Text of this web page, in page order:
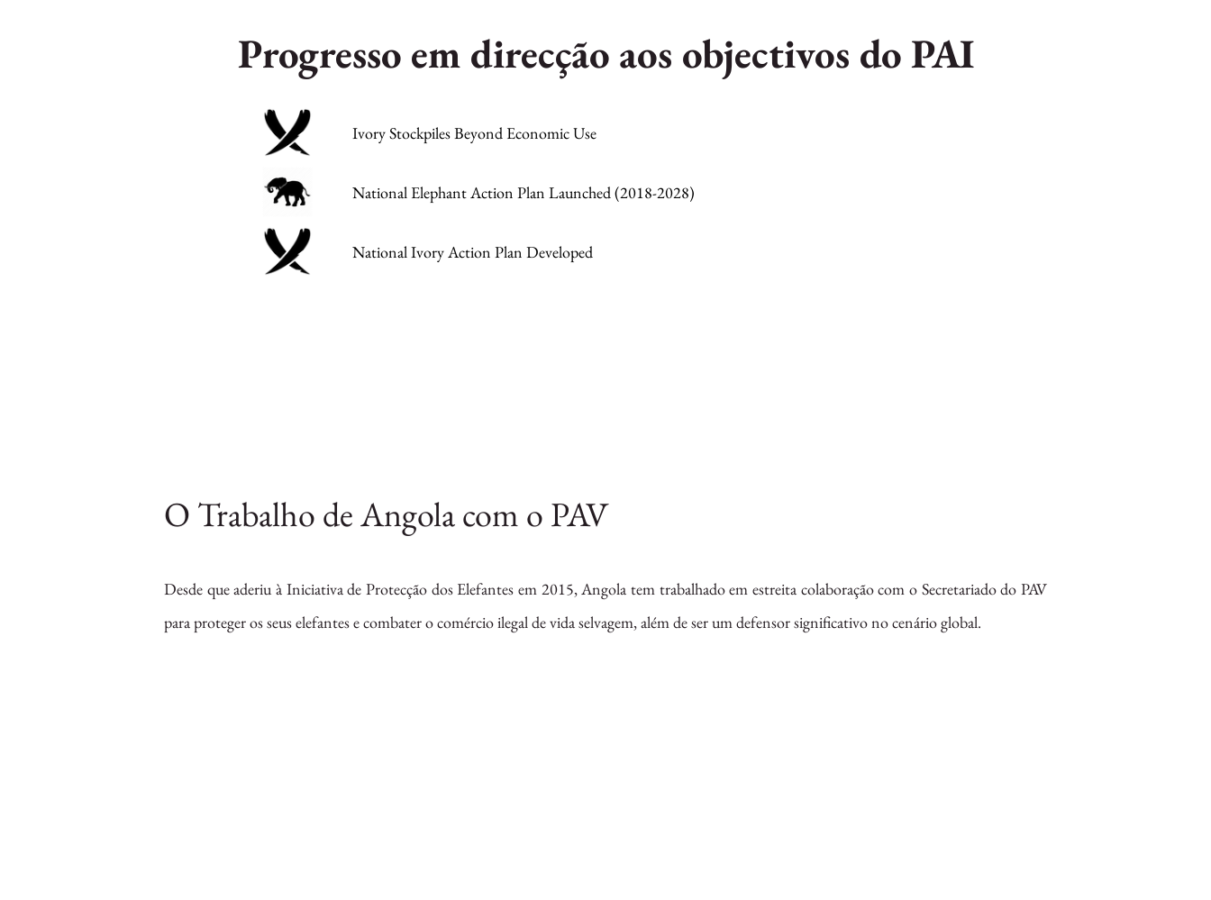
Progresso em direcção aos objectivos do PAI
Ivory Stockpiles Beyond Economic Use
National Elephant Action Plan Launched (2018-2028)
National Ivory Action Plan Developed
O Trabalho de Angola com o PAV
Desde que aderiu à Iniciativa de Protecção dos Elefantes em 2015, Angola tem trabalhado em estreita colaboração com o Secretariado do PAV
para proteger os seus elefantes e combater o comércio ilegal de vida selvagem, além de ser um defensor significativo no cenário global.